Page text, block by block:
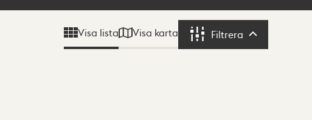
Visa lista Visa karta Filtrera Filtrera